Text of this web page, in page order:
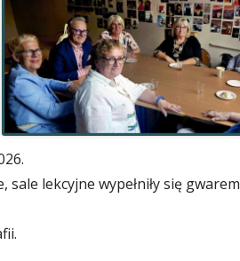
lekcyjne wypełniły się gwarem